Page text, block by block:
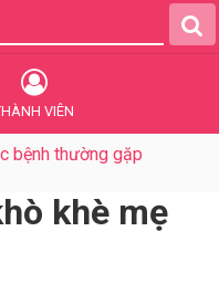
VIÊN
bệnh thường gặp
khè mẹ